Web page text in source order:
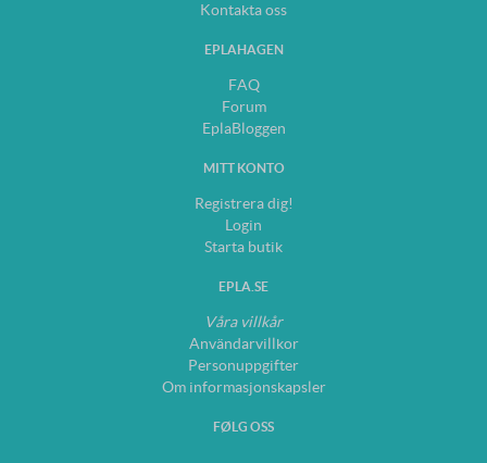
Kontakta oss
EPLAHAGEN
FAQ
Forum
EplaBloggen
MITT KONTO
Registrera dig!
Login
Starta butik
EPLA.SE
Våra villkår
Användarvillkor
Personuppgifter
Om informasjonskapsler
FØLG OSS